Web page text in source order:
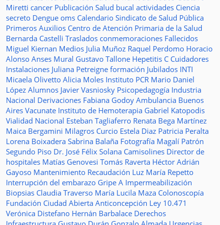
Miretti cancer Publicación Salud bucal actividades Ciencia
secreto Dengue oms Calendario Sindicato de Salud Pública
Primeros Auxilios Centro de Atención Primaria de la Salud
Bernarda Castelli Traslados conmemoraciones Fallecidos
Miguel Kiernan Medios Julia Muñoz Raquel Perdomo Horacio
Alonso Anses Mural Gustavo Tallone Hepetitis C Cuidadores
Instalaciones Juliana Petreigne formación Jubilados INTI
Micaela Olivetto Alicia Moles Instituto PCR Mario Daniel
López Alumnos Javier Vasniosky Psicopedagogía Industria
Nacional Derivaciones Fabiana Godoy Ambulancia Buenos
Aires Vacunate Instituto de Hemoterapia Gabriel Katopodis
Vialidad Nacional Esteban Tagliaferro Renata Bega Martínez
Maica Bergamini Milagros Curcio Estela Diaz Patricia Peralta
Lorena Boixadera Sabrina Balaña Fotografía Magalí Patrón
Segundo Piso Dr. José Félix Solana Camisolines Director de
hospitales Matías Genovesi Tomás Raverta Héctor Adrián
Gayoso Mantenimiento Recaudación Luz María Repetto
Interrupción del embarazo Gripe A Impermeabilización
Biopsias Claudia Traverso María Lucila Maza Colonoscopía
Fundación Ciudad Abierta Anticoncepción Ley 10.471
Verónica Distefano Hernán Barbalace Derechos